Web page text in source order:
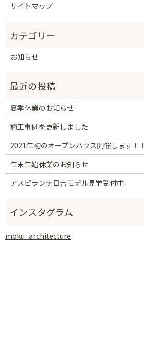
サイトマップ
お知らせ
夏季休業のお知らせ
施工事例を更新しました
2021年初のオープンハウス開催します！！
年末年始休業のお知らせ
アスピランテ日吉モデル見学受付中
moku_architecture